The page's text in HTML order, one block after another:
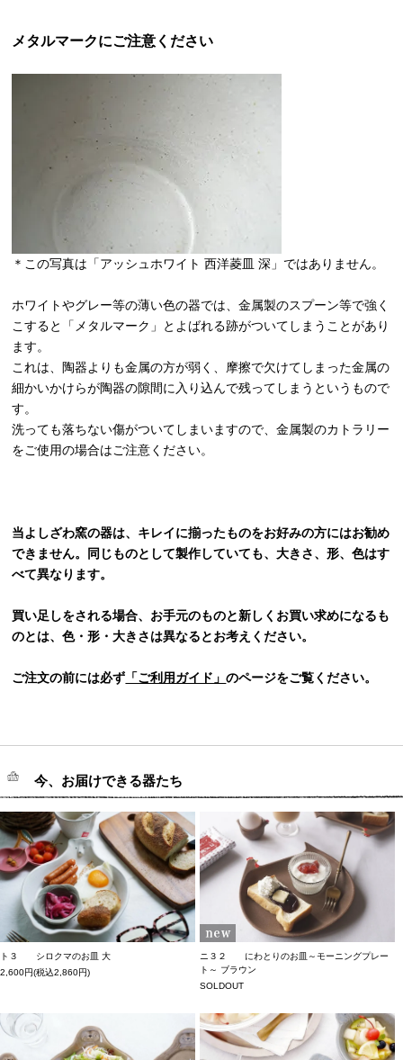
メタルマークにご注意ください
＊この写真は「アッシュホワイト 西洋菱皿 深」ではありません。
ホワイトやグレー等の薄い色の器では、金属製のスプーン等で強く
こすると「メタルマーク」とよばれる跡がついてしまうことがあり
ます。
これは、陶器よりも金属の方が弱く、摩擦で欠けてしまった金属の
細かいかけらが陶器の隙間に入り込んで残ってしまうというもので
す。
洗っても落ちない傷がついてしまいますので、金属製のカトラリー
をご使用の場合はご注意ください。
当よしざわ窯の器は、キレイに揃ったものをお好みの方にはお勧め
できません。同じものとして製作していても、大きさ、形、色はす
べて異なります。
買い足しをされる場合、お手元のものと新しくお買い求めになるも
のとは、色・形・大きさは異なるとお考えください。
ご注文の前には必ず 「ご利用ガイド」のページをご覧ください。
今、お届けできる器たち
ト３ シロクマのお皿 大
2,600円(税込2,860円)
ニ３２ にわとりのお皿～モーニングプレー
ト～ ブラウン
SOLDOUT